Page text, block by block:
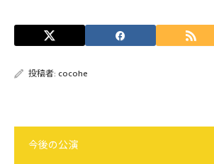
投稿者: cocohe
今後の公演